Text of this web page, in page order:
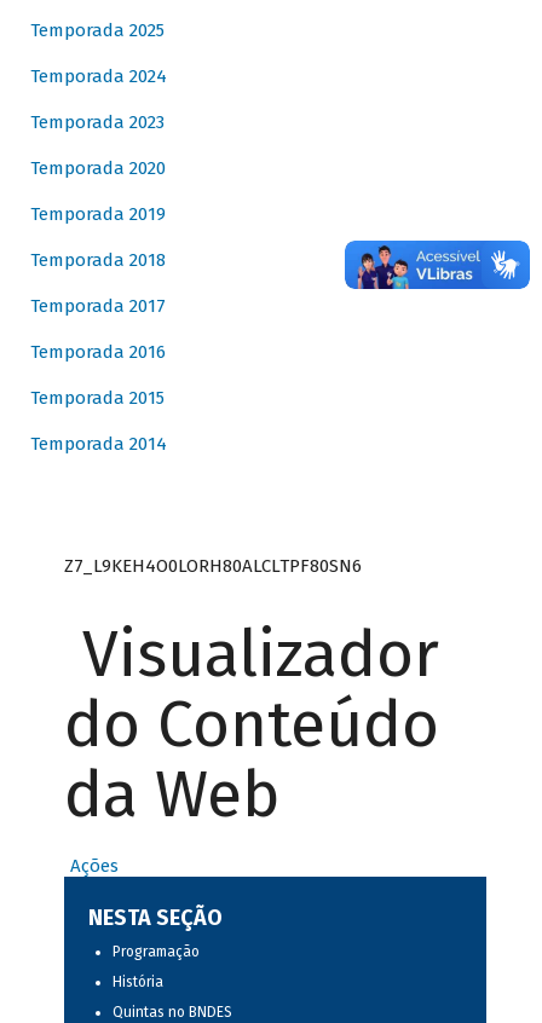
Temporada 2025
Temporada 2024
Temporada 2023
Temporada 2020
Temporada 2019
Temporada 2018
Temporada 2017
Temporada 2016
Temporada 2015
Temporada 2014
Z7_L9KEH4O0LORH80ALCLTPF80SN6
Visualizador
do Conteúdo
da Web
Ações
NESTA SEÇÃO
Programação
História
Quintas no BNDES